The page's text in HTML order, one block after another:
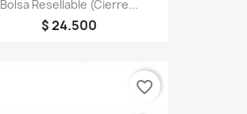
Bolsa Resellable (cierre...
$ 24.500
favorite_border